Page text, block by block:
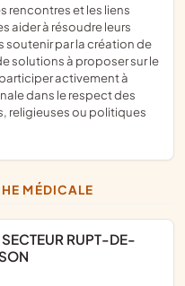
aider à résoudre leurs
soutenir par la création de
solutions à proposer sur le
activement à
dans le respect des
religieuses ou politiques
MÉDICALE